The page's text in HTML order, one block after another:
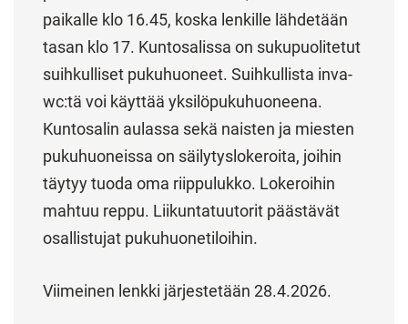
paikalle klo 16.45, koska lenkille lähdetään
tasan klo 17. Kuntosalissa on sukupuolitetut
suihkulliset pukuhuoneet. Suihkullista inva-
wc:tä voi käyttää yksilöpukuhuoneena.
Kuntosalin aulassa sekä naisten ja miesten
pukuhuoneissa on säilytyslokeroita, joihin
täytyy tuoda oma riippulukko. Lokeroihin
mahtuu reppu. Liikuntatuutorit päästävät
osallistujat pukuhuonetiloihin.
Viimeinen lenkki järjestetään 28.4.2026.